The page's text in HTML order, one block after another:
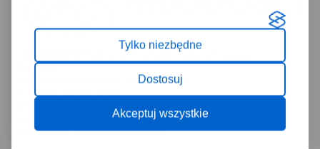
Tylko niezbędne
Dostosuj
Akceptuj wszystkie
Klinika Młodości Medical SPA zatrudni osobę sprzątającą
OFERUJEMY:
- stałą pracę w życzliwym zespole
- przyjazne warunki pracy
- rzetelności w działaniu
- umiejętności współpracy w zespole